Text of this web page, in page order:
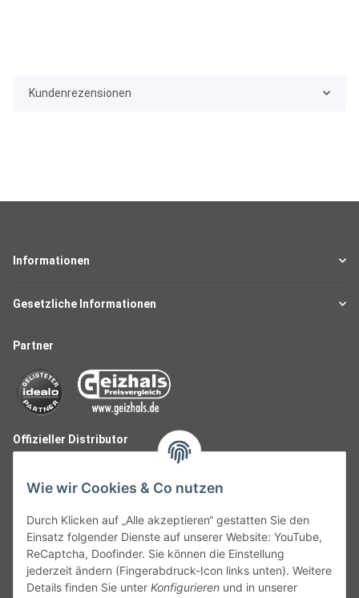
Kundenrezensionen
Informationen
Gesetzliche Informationen
Partner
Offizieller Distributor
Wie wir Cookies & Co nutzen
Durch Klicken auf „Alle akzeptieren“ gestatten Sie den
Einsatz folgender Dienste auf unserer Website: YouTube,
ReCaptcha, Doofinder. Sie können die Einstellung
jederzeit ändern (Fingerabdruck-Icon links unten). Weitere
Details finden Sie unter Konfigurieren und in unserer